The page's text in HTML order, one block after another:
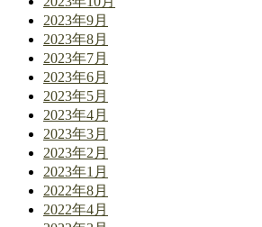
2023年9月
2023年8月
2023年7月
2023年6月
2023年5月
2023年4月
2023年3月
2023年2月
2023年1月
2022年8月
2022年4月